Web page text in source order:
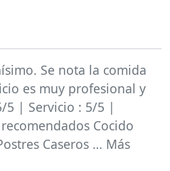
Se nota la comida
es muy profesional y
5 | Servicio : 5/5 |
Cocido
Caseros … Más